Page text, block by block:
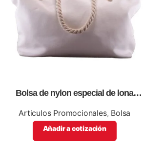
Bolsa de nylon especial de lona
impresión full color.
Articulos Promocionales, Bolsa
Añadir a cotización